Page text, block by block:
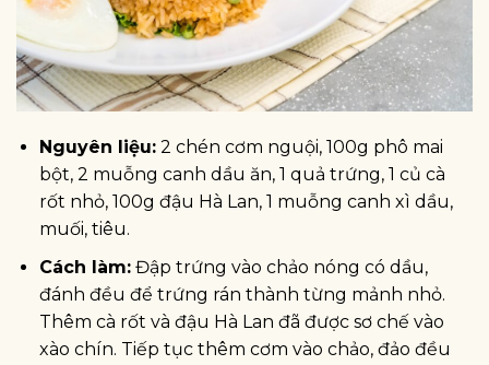
Nguyên liệu:2 chén cơm nguội, 100g phô mai
bột, 2 muỗng canh dầu ăn, 1 quả trứng, 1 củ cà
rốt nhỏ, 100g đậu Hà Lan, 1 muỗng canh xì dầu,
muối, tiêu.
Cách làm:Đập trứng vào chảo nóng có dầu,
đánh đều để trứng rán thành từng mảnh nhỏ.
Thêm cà rốt và đậu Hà Lan đã được sơ chế vào
xào chín. Tiếp tục thêm cơm vào chảo, đảo đều